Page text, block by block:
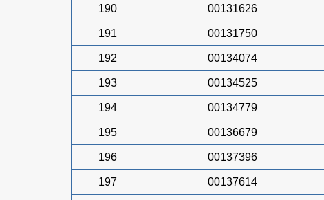
190 00131626
191 00131750
192 00134074
193 00134525
194 00134779
195 00136679
196 00137396
197 00137614